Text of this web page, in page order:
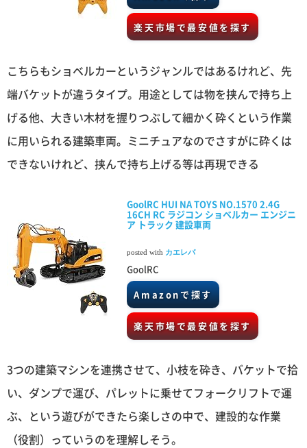
楽天市場で最安値を探す
こちらもショベルカーというジャンルではあるけれど、先
端バケットが違うタイプ。用途としては物を挟んで持ち上
げる他、大きい木材を握りつぶして細かく砕くという作業
に用いられる建築車両。ミニチュアなのでさすがに砕くは
できないけれど、挟んで持ち上げる等は再現できる
GoolRC HUI NA TOYS NO.1570 2.4G
16CH RC ラジコン ショベルカー エンジニ
ア トラック 建設車両
posted with カエレバ
GoolRC
Amazonで探す
楽天市場で最安値を探す
3つの建築マシンを連携させて、小枝を砕き、バケットで拾
い、ダンプで運び、パレットに乗せてフォークリフトで運
ぶ、という遊びができたら楽しさの中で、建設的な作業
（役割）っていうのを理解しそう。